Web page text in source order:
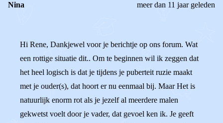
Nina meer dan 11 jaar geleden
Hi Rene, Dankjewel voor je berichtje op ons forum. Wat
een rottige situatie dit.. Om te beginnen wil ik zeggen dat
het heel logisch is dat je tijdens je puberteit ruzie maakt
met je ouder(s), dat hoort er nu eenmaal bij. Maar Het is
natuurlijk enorm rot als je jezelf al meerdere malen
gekwetst voelt door je vader, dat gevoel ken ik. Je geeft